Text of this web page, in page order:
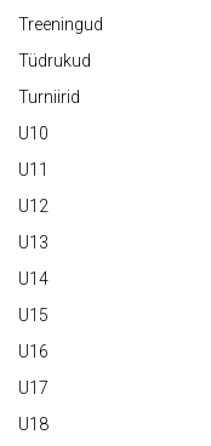
Treeningud
Tüdrukud
Turniirid
U10
U11
U12
U13
U14
U15
U16
U17
U18